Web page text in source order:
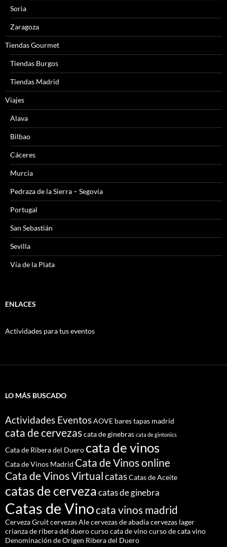
Soria
Zaragoza
Tiendas Gourmet
Tiendas Burgos
Tiendas Madrid
Viajes
Alava
Bilbao
Cáceres
Murcia
Pedraza de la Sierra – Segovia
Portugal
San Sebastián
Sevilla
Vía de la Plata
ENLACES
Actividades para tus eventos
LO MÁS BUSCADO
Actividades EventosAOVE bares tapas madrid
cata de cervezascata de ginebras cata de gintonics
Cata de Ribera del Duero cata de vinos
Cata de Vinos Madrid Cata de Vinos online
Cata de Vinos VirtualcatasCatas de Aceite
catas de cervezacatas de ginebra
Catas de Vinocata vinos madrid
Cerveza Gruitcervezas Alecervezas de abadiacervezas lager
crianza de ribera del duerocurso cata de vinocurso de cata vino
Denominación de Origen Ribera del Duero